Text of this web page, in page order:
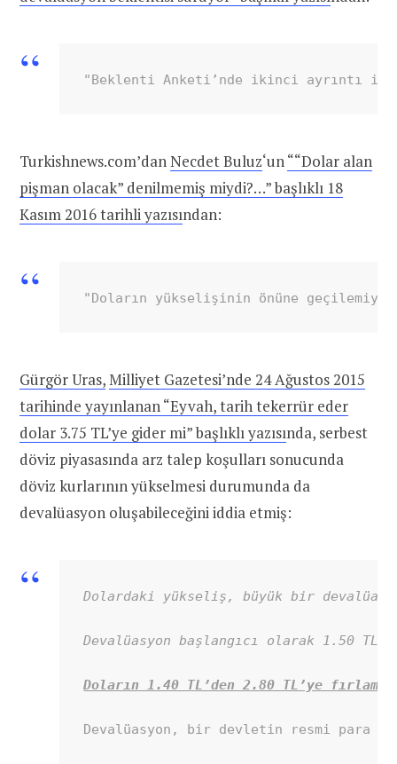
"Beklenti Anketi’nde ikinci ayrıntı ise
Turkishnews.com’danNecdet Buluz‘un““Dolar alan
pişman olacak” denilmemiş miydi?…” başlıklı 18
Kasım 2016 tarihli yazısından:
"Doların yükselişinin önüne
Gürgör Uras,Milliyet Gazetesi’nde 24 Ağustos 2015
tarihinde yayınlanan “Eyvah, tarih tekerrür eder
dolar 3.75 TL’ye gider mi” başlıklı yazısında, serbest
döviz piyasasında arz talep koşulları sonucunda
döviz kurlarının yükselmesi durumunda da
devalüasyon oluşabileceğini iddia etmiş:
Dolardaki yükseliş, büyük bir
Devalüasyon başlangıcı olarak 1.50
Doların 1.40 TL’den 2.80 TL’ye
Devalüasyon, bir devletin resmi para